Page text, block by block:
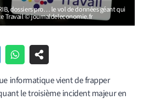
dossiers pro… le vol de données géant qui
Travail © journaldeleconomie.fr
informatique vient de frapper
le troisième incident majeur en